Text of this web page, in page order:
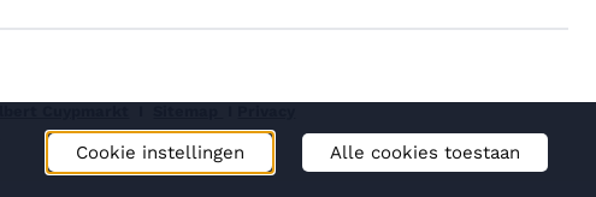
Cookie instellingen Alle cookies toestaan